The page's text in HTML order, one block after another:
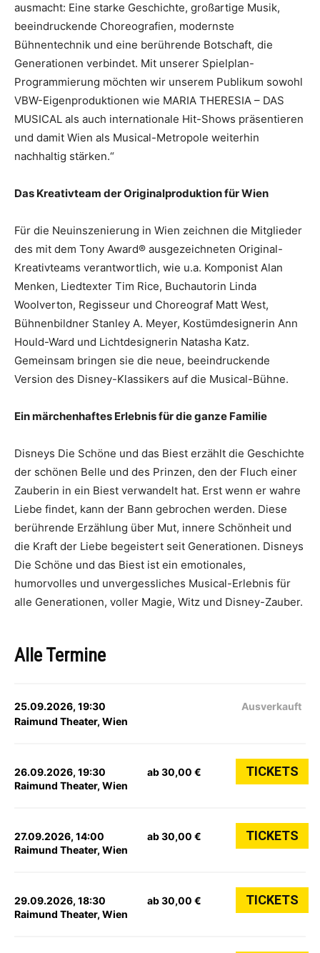
ausmacht: Eine starke Geschichte, großartige Musik,
beeindruckende Choreografien, modernste
Bühnentechnik und eine berührende Botschaft, die
Generationen verbindet. Mit unserer Spielplan-
Programmierung möchten wir unserem Publikum sowohl
VBW-Eigenproduktionen wie MARIA THERESIA – DAS
MUSICAL als auch internationale Hit-Shows präsentieren
und damit Wien als Musical-Metropole weiterhin
nachhaltig stärken.“
Das Kreativteam der Originalproduktion für Wien
Für die Neuinszenierung in Wien zeichnen die Mitglieder
des mit dem Tony Award® ausgezeichneten Original-
Kreativteams verantwortlich, wie u.a. Komponist Alan
Menken, Liedtexter Tim Rice, Buchautorin Linda
Woolverton, Regisseur und Choreograf Matt West,
Bühnenbildner Stanley A. Meyer, Kostümdesignerin Ann
Hould-Ward und Lichtdesignerin Natasha Katz.
Gemeinsam bringen sie die neue, beeindruckende
Version des Disney-Klassikers auf die Musical-Bühne.
Ein märchenhaftes Erlebnis für die ganze Familie
Disneys Die Schöne und das Biest erzählt die Geschichte
der schönen Belle und des Prinzen, den der Fluch einer
Zauberin in ein Biest verwandelt hat. Erst wenn er wahre
Liebe findet, kann der Bann gebrochen werden. Diese
berührende Erzählung über Mut, innere Schönheit und
die Kraft der Liebe begeistert seit Generationen. Disneys
Die Schöne und das Biest ist ein emotionales,
humorvolles und unvergessliches Musical-Erlebnis für
alle Generationen, voller Magie, Witz und Disney-Zauber.
Alle Termine
25.09.2026, 19:30
Raimund Theater, Wien
Ausverkauft
26.09.2026, 19:30
Raimund Theater, Wien
ab 30,00 € TICKETS
27.09.2026, 14:00
Raimund Theater, Wien
ab 30,00 € TICKETS
29.09.2026, 18:30
Raimund Theater, Wien
ab 30,00 € TICKETS